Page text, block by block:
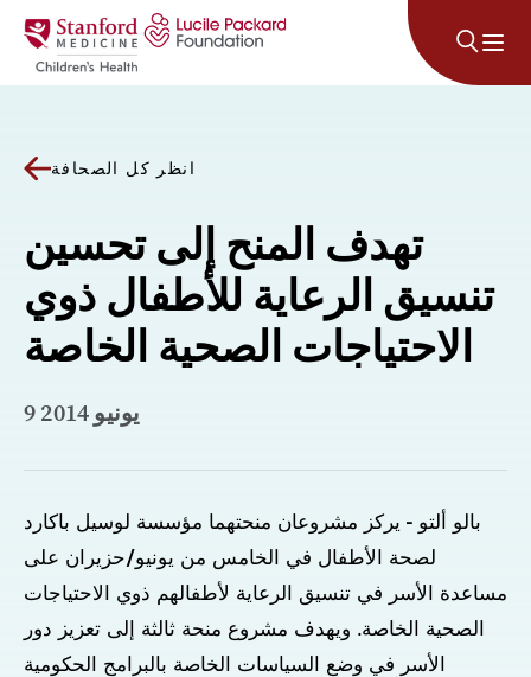
انتقل إلى المحتوى
انظر كل الصحافة
تهدف المنح إلى تحسين
تنسيق الرعاية للأطفال ذوي
الاحتياجات الصحية الخاصة
9 يونيو 2014
بالو ألتو - يركز مشروعان منحتهما مؤسسة لوسيل باكارد
لصحة الأطفال في الخامس من يونيو/حزيران على
مساعدة الأسر في تنسيق الرعاية لأطفالهم ذوي الاحتياجات
الصحية الخاصة. ويهدف مشروع منحة ثالثة إلى تعزيز دور
الأسر في وضع السياسات الخاصة بالبرامج الحكومية